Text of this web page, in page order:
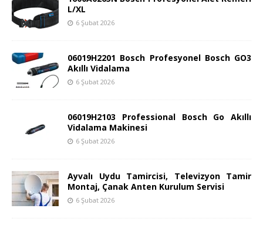
L/XL
6 Şubat 2026
06019H2201 Bosch Profesyonel Bosch GO3
Akıllı Vidalama
6 Şubat 2026
06019H2103 Professional Bosch Go Akıllı
Vidalama Makinesi
6 Şubat 2026
Ayvalı Uydu Tamircisi, Televizyon Tamir
Montaj, Çanak Anten Kurulum Servisi
6 Şubat 2026